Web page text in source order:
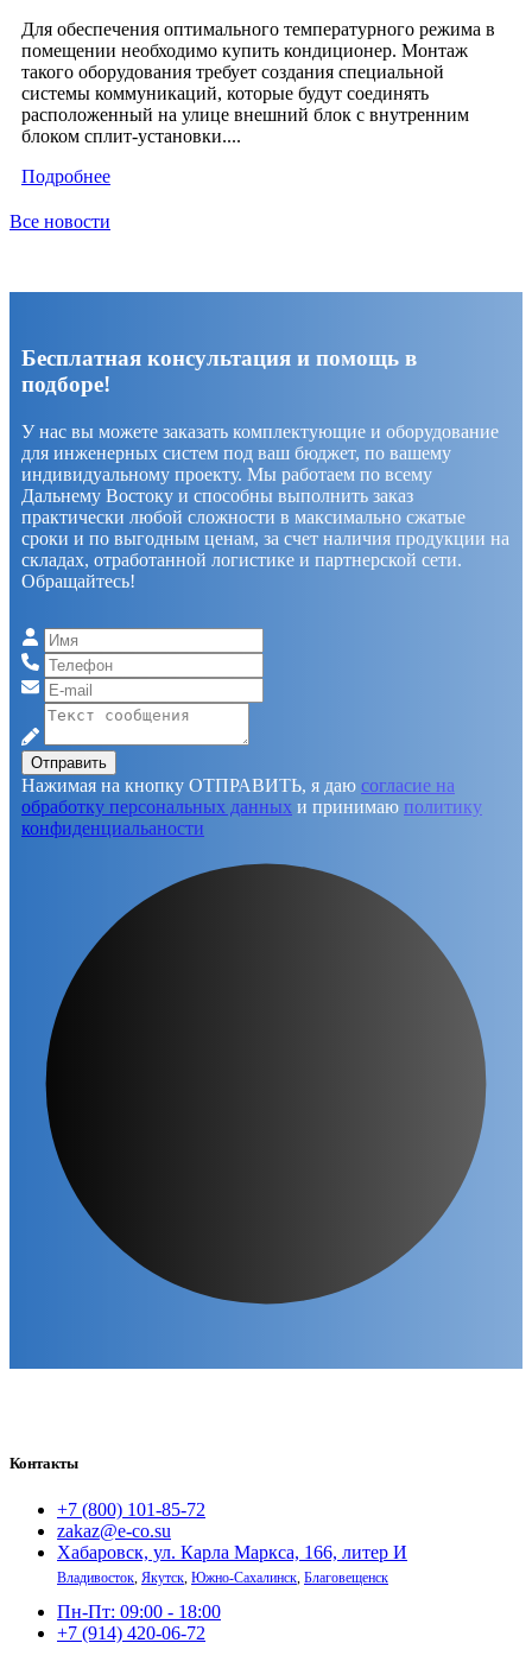
Для обеспечения оптимального температурного режима в
помещении необходимо купить кондиционер. Монтаж
такого оборудования требует создания специальной
системы коммуникаций, которые будут соединять
расположенный на улице внешний блок с внутренним
блоком сплит-установки....
Подробнее
Все новости
Бесплатная консультация и помощь в
подборе!
У нас вы можете заказать комплектующие и оборудование
для инженерных систем под ваш бюджет, по вашему
индивидуальному проекту. Мы работаем по всему
Дальнему Востоку и способны выполнить заказ
практически любой сложности в максимально сжатые
сроки и по выгодным ценам, за счет наличия продукции на
складах, отработанной логистике и партнерской сети.
Обращайтесь!
Отправить
Нажимая на кнопку ОТПРАВИТЬ, я даю согласие на
обработку персональных данных и принимаю политику
конфиденциальаности
Контакты
+7 (800) 101-85-72
zakaz@e-co.su
Хабаровск, ул. Карла Маркса, 166, литер И
Владивосток, Якутск, Южно-Сахалинск, Благовещенск
Пн-Пт: 09:00 - 18:00
+7 (914) 420-06-72